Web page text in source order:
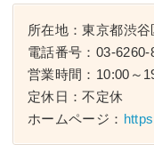
所在地：東京都渋
電話番号：03-6260-
営業時間：10:00～
定休日：不定休
ホームページ：